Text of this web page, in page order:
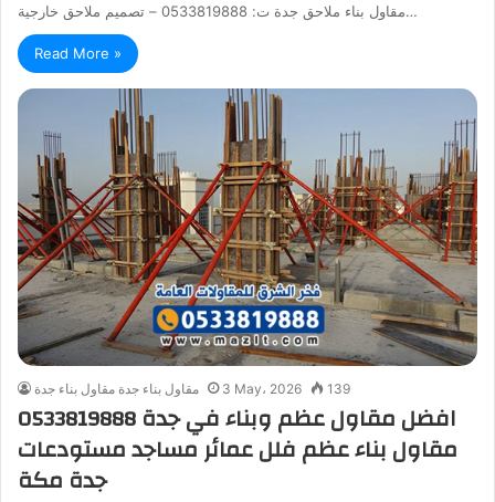
مقاول بناء ملاحق جدة ت: 0533819888 – تصميم ملاحق خارجية…
Read More »
مقاول بناء جدة مقاول بناء جدة 3 May، 2026 139
افضل مقاول عظم وبناء في جدة 0533819888
مقاول بناء عظم فلل عمائر مساجد مستودعات
جدة مكة